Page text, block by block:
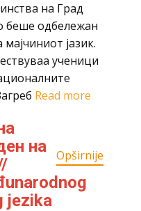
на Град
беше одбележан
јазик.
ученици
Read more
Opširnije
на
jezika